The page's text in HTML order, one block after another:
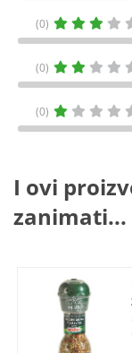
(0)
(0)
(0)
I ovi
zanimati...